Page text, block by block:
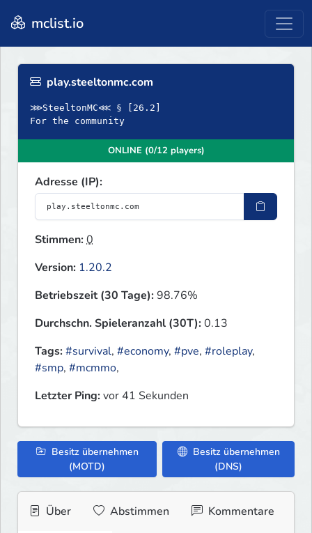
mclist.io
play.steeltonmc.com
⋙SteeltonMC⋘ § [26.2]
For the community
ONLINE (0/12 players)
Adresse (IP):
Stimmen:0
Version: 1.20.2
Betriebszeit (30 Tage):98.76%
Durchschn. Spieleranzahl (30T):0.13
Tags:#survival, #economy, #pve, #roleplay,
#smp, #mcmmo,
Letzter Ping:vor 41 Sekunden
Besitz übernehmen
(MOTD)
Besitz übernehmen
(DNS)
Über Abstimmen Kommentare